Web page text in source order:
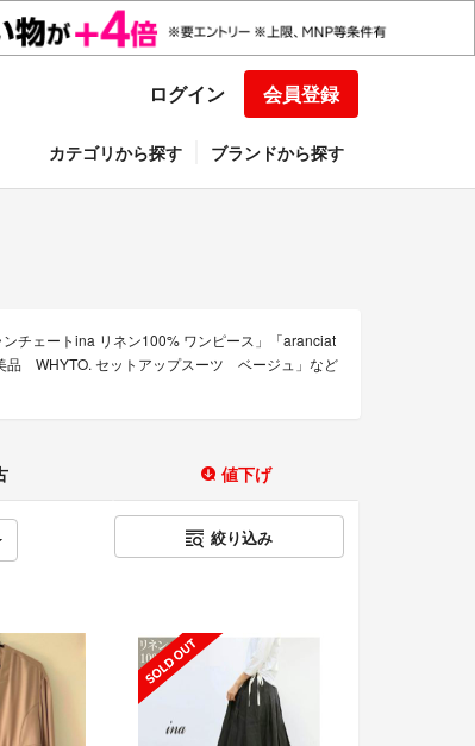
ログイン 会員登録
カテゴリから探す ブランドから探す
チェートina リネン100% ワンピース」「aranciat
品 WHYTO. セットアップスーツ ベージュ」など
値下げ
絞り込み